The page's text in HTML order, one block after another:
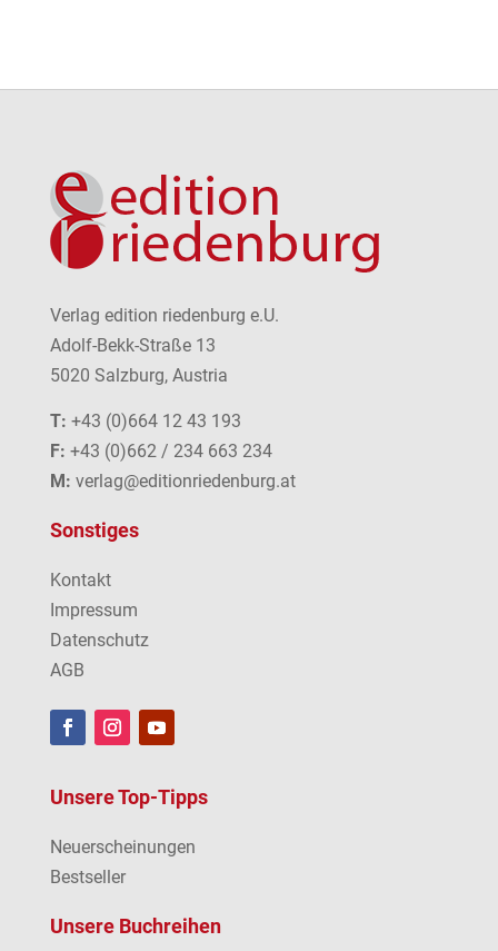
Verlag edition riedenburg e.U.
Adolf-Bekk-Straße 13
5020 Salzburg, Austria
T: +43 (0)664 12 43 193
F: +43 (0)662 / 234 663 234
M: verlag@editionriedenburg.at
Sonstiges
Kontakt
Impressum
Datenschutz
AGB
Unsere Top-Tipps
Neuerscheinungen
Bestseller
Unsere Buchreihen